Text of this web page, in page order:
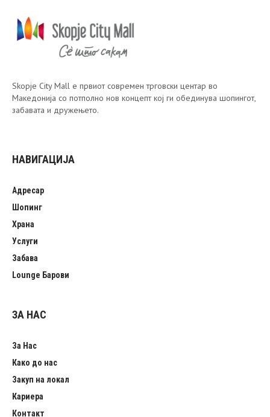
Skopje City Mall е првиот современ трговски центар во
Македонија со потполно нов концепт кој ги обединува шопингот,
забавата и дружењето.
НАВИГАЦИЈА
Адресар
Шопинг
Храна
Услуги
Забава
Lounge Барови
ЗА НАС
За Нас
Како до нас
Закуп на локал
Кариера
Контакт